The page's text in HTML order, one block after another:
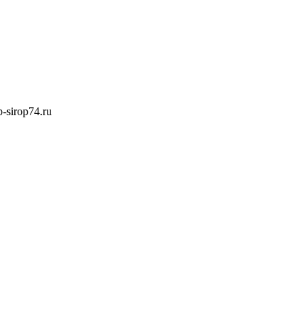
sirop74.ru